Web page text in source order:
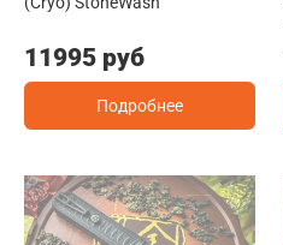
11995 руб
Подробнее